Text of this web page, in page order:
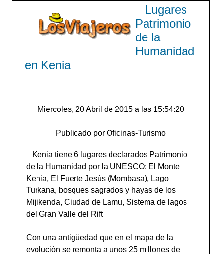
Lugares
Patrimonio
de la
Humanidad
en Kenia
Miercoles, 20 Abril de 2015 a las 15:54:20
Publicado por Oficinas-Turismo
Kenia tiene 6 lugares declarados Patrimonio
de la Humanidad por la UNESCO: El Monte
Kenia, El Fuerte Jesús (Mombasa), Lago
Turkana, bosques sagrados y hayas de los
Mijikenda, Ciudad de Lamu, Sistema de lagos
del Gran Valle del Rift
Con una antigüedad que en el mapa de la
evolución se remonta a unos 25 millones de